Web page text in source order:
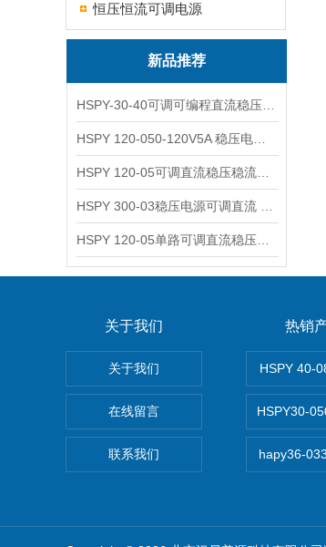
恒压恒流可调电源
新品推荐
关于我们
关于我们
在线留言
联系我们
热销
HSPY 40-
HSPY30-
hapy36-